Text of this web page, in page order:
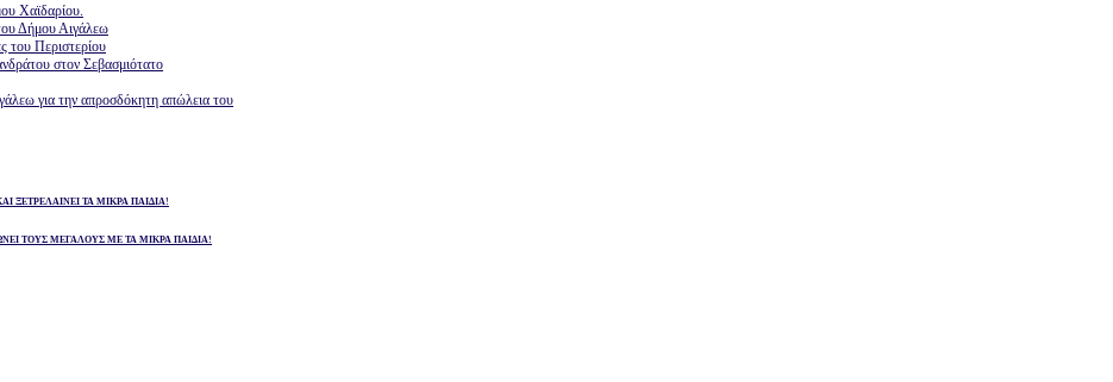
Χαϊδαρίου.
Δήμου Αιγάλεω
του Περιστερίου
στον Σεβασμιότατο
για την απροσδόκητη απώλεια του
ΞΕΤΡΕΛΑΙΝΕΙ ΤΑ ΜΙΚΡΑ ΠΑΙΔΙΑ!
ΤΟΥΣ ΜΕΓΑΛΟΥΣ ΜΕ ΤΑ ΜΙΚΡΑ ΠΑΙΔΙΑ!